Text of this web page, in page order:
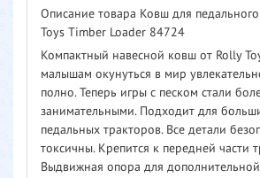
Описание товара Ковш для
Toys Timber Loader 84724
Компактный навесной ковш от Rolly
малышам окунуться в мир
полно. Теперь игры с песком стали
занимательными. Подходит для
педальных тракторов. Все детали
токсичны. Крепится к передней части
Выдвижная опора для